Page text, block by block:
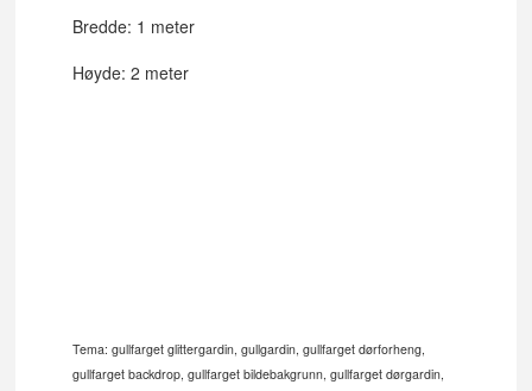
Bredde: 1 meter
Høyde: 2 meter
Tema: gullfarget glittergardin, gullgardin, gullfarget dørforheng,
gullfargetbackdrop, gullfarget bildebakgrunn,gullfarget dørgardin,